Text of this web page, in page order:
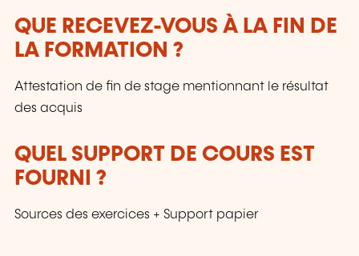
QUE RECEVEZ-VOUS À LA FIN DE
LA FORMATION ?
Attestation de fin de stage mentionnant le résultat
des acquis
QUEL SUPPORT DE COURS EST
FOURNI ?
Sources des exercices + Support papier